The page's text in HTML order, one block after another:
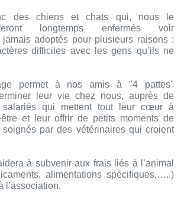
des chiens et chats qui, nous le
longtemps enfermés voir
jamais adoptés pour plusieurs raisons :
difficiles avec les gens qu’ils ne
permet à nos amis à "4 pattes"
leur vie chez nous, auprès de
salariés qui mettent tout leur cœur à
et leur offrir de petits moments de
soignés par des vétérinaires qui croient
à subvenir aux frais liés à l’animal
alimentations spécifiques,…..)
l’association.